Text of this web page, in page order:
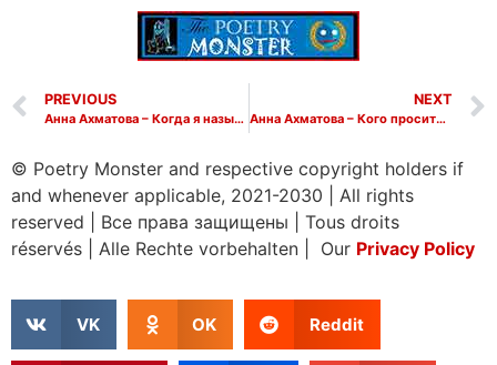
PREVIOUS
Анна Ахматова – Когда я называю по привычке
NEXT
Анна Ахматова – Кого просить, куда бежать
© Poetry Monster and respective copyright holders if
and whenever applicable, 2021-2030
All rights
reserved
Все права защищены
Tous droits
réservés
Alle Rechte vorbehalten | Our Privacy Policy
VK OK Reddit